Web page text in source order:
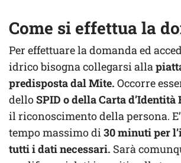
Come si effettua la
Per effettuare la domanda ed
idrico bisogna collegarsi alla
predisposta dal Mite. Occorre
delloSPID o della Carta
il riconoscimento della persona.
tempo massimo di30 minuti per
tutti i dati necessari. Sarà